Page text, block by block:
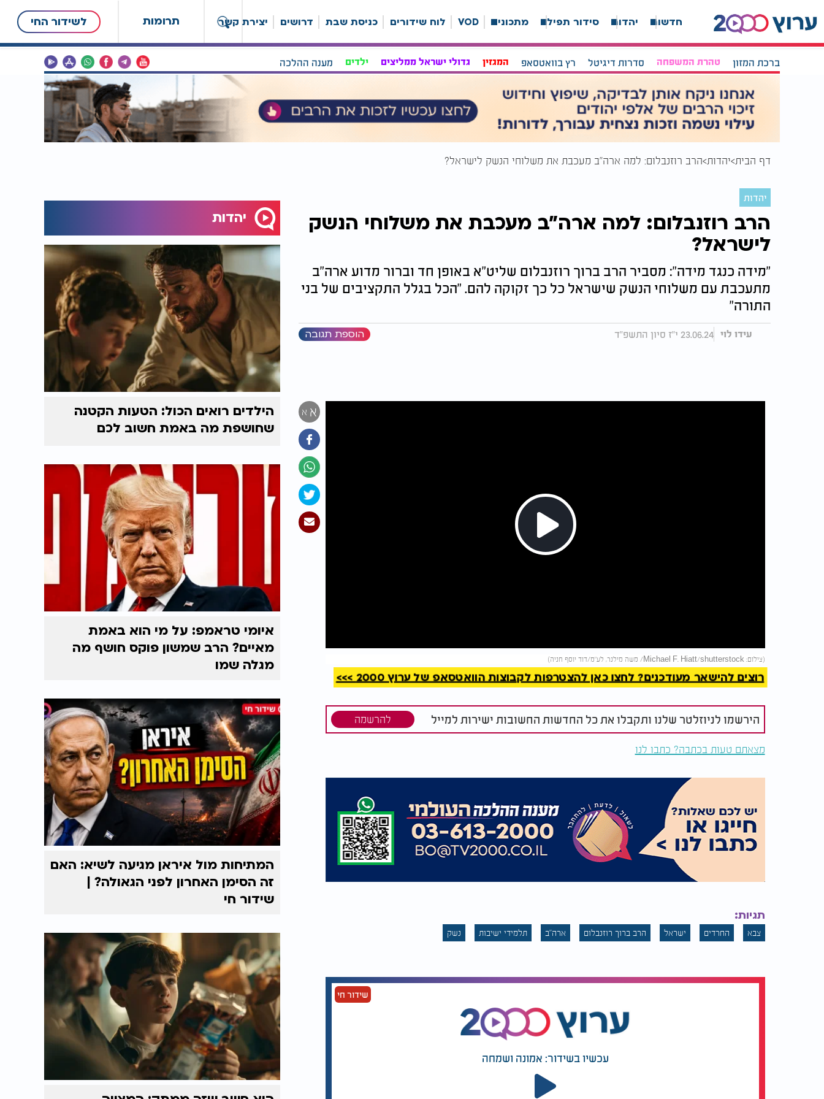
תרומות לשידור החי חדשות יהדות סידור תפילה מתכונים VOD לוח שידורים כניסת שבת דרושים יצירת קשר
ברכת המזון טהרת המשפחה סדרות דיגיטל רץ בוואטסאפ המגזין גדולי ישראל ממליצים ילדים מענה ההלכה
דף הבית יהדות הרב רוזנבלום: למה ארה"ב מעכבת את משלוחי הנשק לישראל?
יהדות
הרב רוזנבלום: למה ארה"ב מעכבת את משלוחי הנשק
לישראל?
"מידה כנגד מידה": מסביר הרב ברוך רוזנבלום שליט"א באופן חד וברור מדוע ארה"ב
מתעכבת עם משלוחי הנשק שישראל כל כך זקוקה להם. "הכל בגלל התקציבים של בני
התורה"
עידו לוי 23.06.24 י"ז סיון התשפ"ד הוספת תגובה
א א
Play
(צילום: Michael F. Hiatt/shutterstock/ משה מילנר, לע"מ/דוד יוסף חניה)
רוצים להישאר מעודכנים? לחצו כאן להצטרפות לקבוצות הוואטסאפ של ערוץ 2000 >>>
הירשמו לניוזלטר שלנו ותקבלו את כל החדשות החשובות ישירות למייל להרשמה
מצאתם טעות בכתבה? כתבו לנו
תגיות:
צבא החרדים ישראל הרב ברוך רוזנבלום ארה"ב תלמידי ישיבות נשק
שידור חי
עכשיו בשידור: אמונה ושמחה
יהדות
הילדים רואים הכול: הטעות הקטנה
שחושפת מה באמת חשוב לכם
איומי טראמפ: על מי הוא באמת
מאיים? הרב שמשון פוקס חושף מה
מגלה שמו
המתיחות מול איראן מגיעה לשיא: האם
זה הסימן האחרון לפני הגאולה? |
שידור חי